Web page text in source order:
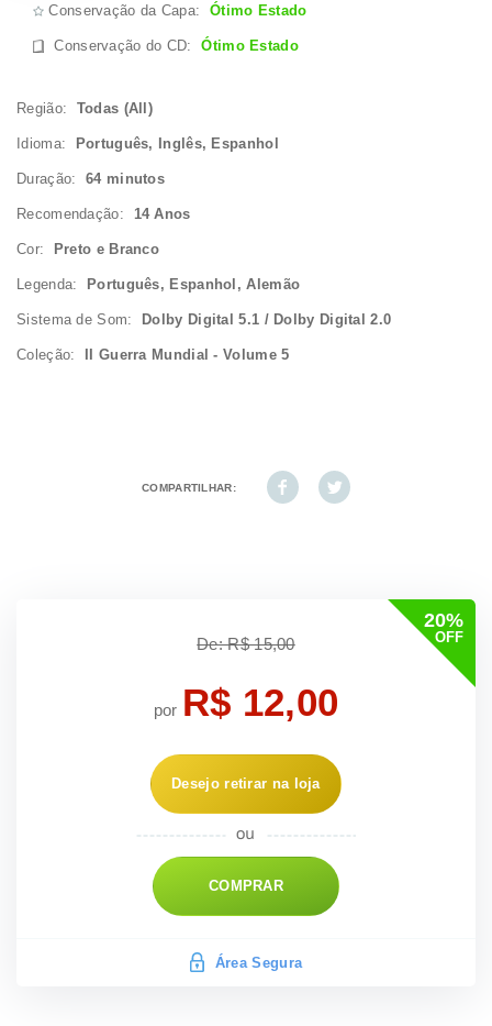
Conservação da Capa: Ótimo Estado
Conservação do CD:Ótimo Estado
Região: Todas (All)
Idioma: Português, Inglês, Espanhol
Duração: 64 minutos
Recomendação: 14 Anos
Cor: Preto e Branco
Legenda: Português, Espanhol, Alemão
Sistema de Som: Dolby Digital 5.1 / Dolby Digital 2.0
Coleção: II Guerra Mundial - Volume 5
COMPARTILHAR:
20%
OFF
De: R$ 15,00
por R$ 12,00
Desejo retirar na loja
COMPRAR
Área Segura